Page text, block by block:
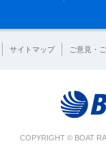
サイトマップ ご意見・
COPYRIGHT © BOAT